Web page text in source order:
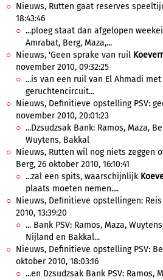
Nieuws, Rutten gaat reserves
18:43:46
...ploeg staat dan afgelopen
Amrabat, Berg, Maza,...
Nieuws, 'Geen sprake van ruil
november 2010, 09:32:25
...is van een ruil van El Ahmadi met
geruchtencircuit...
Nieuws, Definitieve opstelling PSV:
november 2010, 20:01:23
...Dzsudzsak Bank: Ramos, Maza,
Wuytens, Bakkal
Nieuws, Rutten wil nog niets zeggen
Berg, 26 oktober 2010, 16:10:41
...zal een spits, waarschijnlijk
plaats moeten nemen....
Nieuws, Definitieve opstellingen:
2010, 13:39:20
... Bank PSV: Ramos, Maza,
Nijland en Bakkal...
Nieuws, Definitieve opstelling PSV:
oktober 2010, 18:03:16
...en Dzsudzsak Bank PSV: Ramos,